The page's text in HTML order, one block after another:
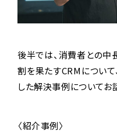
後半では、消費者との
割を果たすCRMについ
した解決事例についてお
〈紹介事例〉